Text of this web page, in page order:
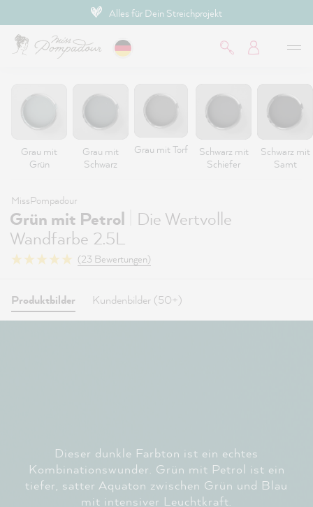
Hochdeckende Premium-Farben
Grau mit
Grün
Grau mit
Schwarz
Grau mit Torf
Schwarz mit
Schiefer
Schwarz mit
Samt
MissPompadour
Grün mit Petrol
Die Wertvolle
Wandfarbe 2.5L
(23 Bewertungen)
Produktbilder Kundenbilder (50+)
Dieser dunkle Farbton ist ein echtes
Kombinationswunder. Grün mit Petrol ist ein
tiefer, satter Aquaton zwischen Grün und Blau
mit intensiver Leuchtkraft.